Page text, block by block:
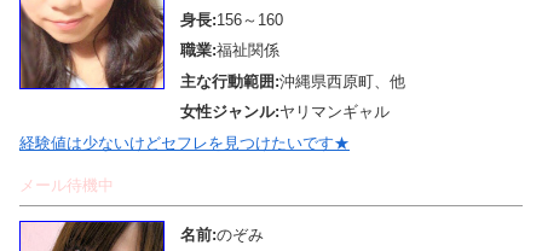
身長:156～160
職業:福祉関係
主な行動範囲:沖縄県西原町、他
女性ジャンル:ヤリマンギャル
経験値は少ないけどセフレを見つけたいです★
メール待機中
名前:のぞみ